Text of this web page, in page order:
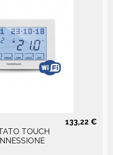
TOUCH
133,22 €